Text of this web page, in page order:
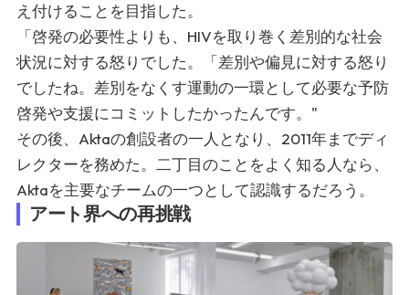
え付けることを目指した。
「啓発の必要性よりも、HIVを取り巻く差別的な社会
状況に対する怒りでした。「差別や偏見に対する怒り
でしたね。差別をなくす運動の一環として必要な予防
啓発や支援にコミットしたかったんです。"
その後、Aktaの創設者の一人となり、2011年までディ
レクターを務めた。二丁目のことをよく知る人なら、
Aktaを主要なチームの一つとして認識するだろう。
アート界への再挑戦